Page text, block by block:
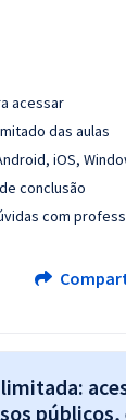
acessar
das aulas
iOS,
conclusão
com